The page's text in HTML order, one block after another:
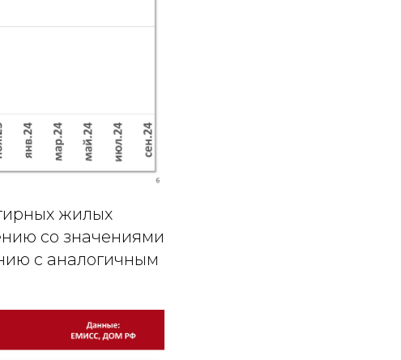
жилых
со значениями
с аналогичным